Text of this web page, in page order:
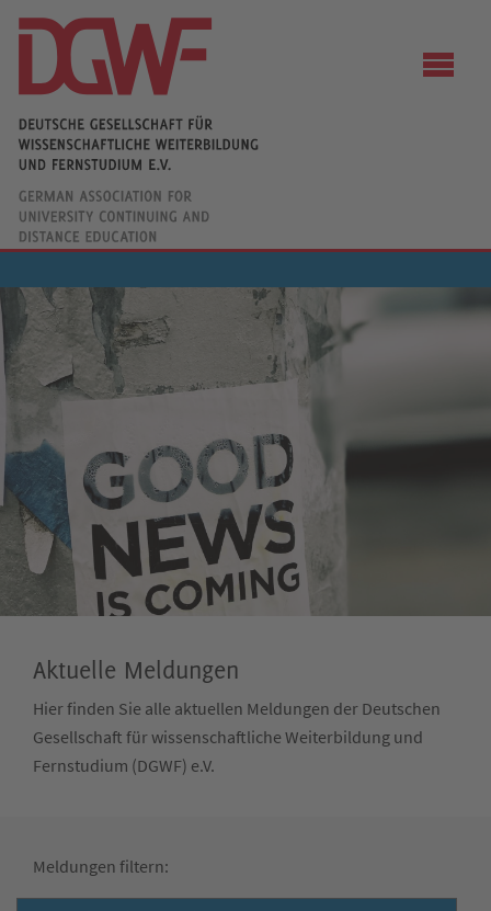
Aktuelle Meldungen
Hier finden Sie alle aktuellen Meldungen der Deutschen
Gesellschaft für wissenschaftliche Weiterbildung und
Fernstudium (DGWF) e.V.
Meldungen filtern: